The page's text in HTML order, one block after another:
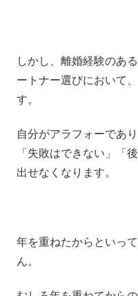
しかし、離婚経験のあ
ートナー選びにおいて
す。
自分がアラフォーであ
「失敗はできない」「
出せなくなります。
年を重ねたからといっ
ん。